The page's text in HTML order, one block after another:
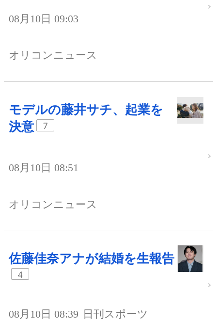
08月10日 09:03
オリコンニュース
モデルの藤井サチ、起業を
決意
7
08月10日 08:51
オリコンニュース
佐藤佳奈アナが結婚を生報告
4
08月10日 08:39 日刊スポーツ